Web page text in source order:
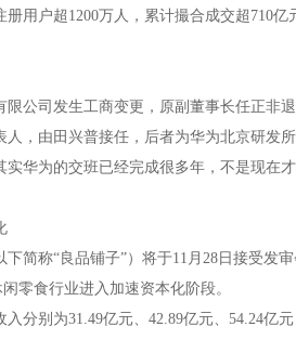
用户超1200万人，累计撮合成交超710
公司发生工商变更，原副董事长任正非
，由田兴普接任，后者为华为北京研发所
为的交班已经完成很多年，不是现在才
称“良品铺子”）将于11月28日接受发
零食行业进入加速资本化阶段。
别为31.49亿元、42.89亿元、54.24亿